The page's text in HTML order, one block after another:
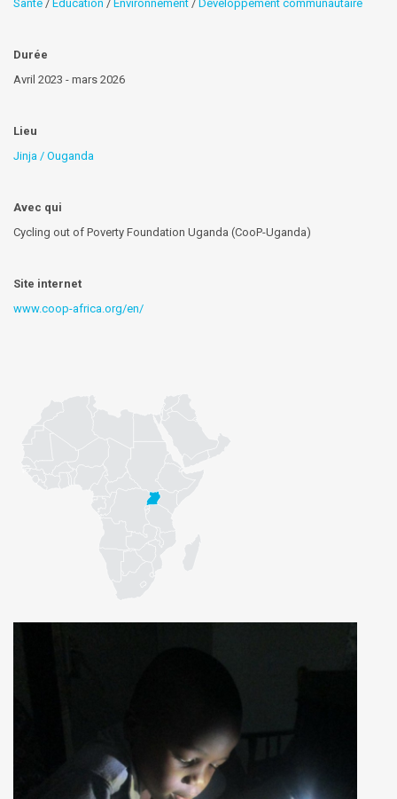
Santé / Éducation / Environnement / Développement communautaire
Durée
Avril 2023 - mars 2026
Lieu
Jinja / Ouganda
Avec qui
Cycling out of Poverty Foundation Uganda (CooP-Uganda)
Site internet
www.coop-africa.org/en/